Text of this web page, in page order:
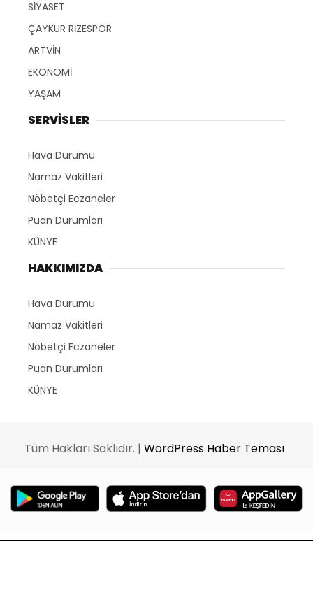
SİYASET
ÇAYKUR RİZESPOR
ARTVİN
EKONOMİ
YAŞAM
SERVİSLER
Hava Durumu
Namaz Vakitleri
Nöbetçi Eczaneler
Puan Durumları
KÜNYE
HAKKIMIZDA
Hava Durumu
Namaz Vakitleri
Nöbetçi Eczaneler
Puan Durumları
KÜNYE
Tüm Hakları Saklıdır. | WordPress Haber Teması